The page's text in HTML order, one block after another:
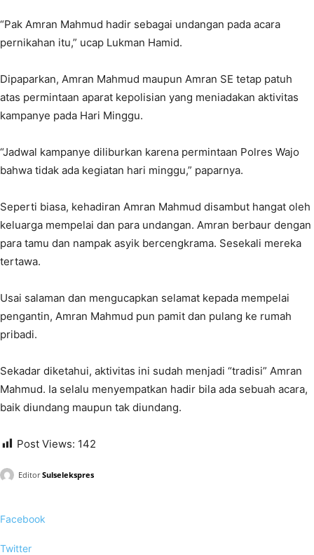
“Pak Amran Mahmud hadir sebagai undangan pada acara
pernikahan itu,” ucap Lukman Hamid.
Dipaparkan, Amran Mahmud maupun Amran SE tetap patuh
atas permintaan aparat kepolisian yang meniadakan aktivitas
kampanye pada Hari Minggu.
“Jadwal kampanye diliburkan karena permintaan Polres Wajo
bahwa tidak ada kegiatan hari minggu,” paparnya.
Seperti biasa, kehadiran Amran Mahmud disambut hangat oleh
keluarga mempelai dan para undangan. Amran berbaur dengan
para tamu dan nampak asyik bercengkrama. Sesekali mereka
tertawa.
Usai salaman dan mengucapkan selamat kepada mempelai
pengantin, Amran Mahmud pun pamit dan pulang ke rumah
pribadi.
Sekadar diketahui, aktivitas ini sudah menjadi “tradisi” Amran
Mahmud. Ia selalu menyempatkan hadir bila ada sebuah acara,
baik diundang maupun tak diundang.
Post Views: 142
Editor Sulselekspres
Facebook
Twitter